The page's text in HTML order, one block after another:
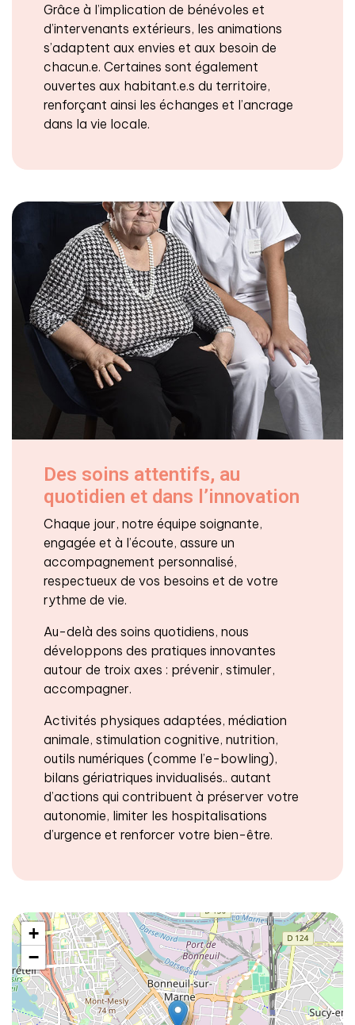
Grâce à l’implication de bénévoles et
d’intervenants extérieurs, les animations
s’adaptent aux envies et aux besoin de
chacun.e. Certaines sont également
ouvertes aux habitant.e.s du territoire,
renforçant ainsi les échanges et l’ancrage
dans la vie locale.
Des soins attentifs, au
quotidien et dans l’innovation
Chaque jour, notre équipe soignante,
engagée et à l’écoute, assure un
accompagnement personnalisé,
respectueux de vos besoins et de votre
rythme de vie.
Au-delà des soins quotidiens, nous
développons des pratiques innovantes
autour de troix axes : prévenir, stimuler,
accompagner.
Activités physiques adaptées, médiation
animale, stimulation cognitive, nutrition,
outils numériques (comme l’e-bowling),
bilans gériatriques invidualisés.. autant
d’actions qui contribuent à préserver votre
autonomie, limiter les hospitalisations
d’urgence et renforcer votre bien-être.
+
−